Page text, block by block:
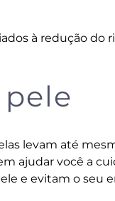
à redução do
levam até
ajudar você a
e evitam o seu